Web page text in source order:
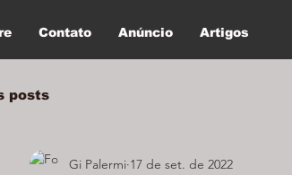
Contato Anúncio Artigos
posts
Gi Palermi 17 de set. de 2022